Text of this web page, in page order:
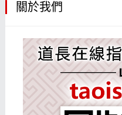
關於我們